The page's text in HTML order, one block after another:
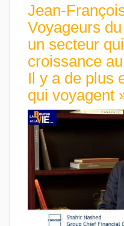
Jean-
Voyageurs
un secteur
croissance
Il y a de plus
qui voyagent